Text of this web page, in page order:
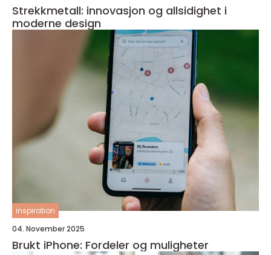
Strekkmetall: innovasjon og allsidighet i
moderne design
inspiration
04. November 2025
Brukt iPhone: Fordeler og muligheter